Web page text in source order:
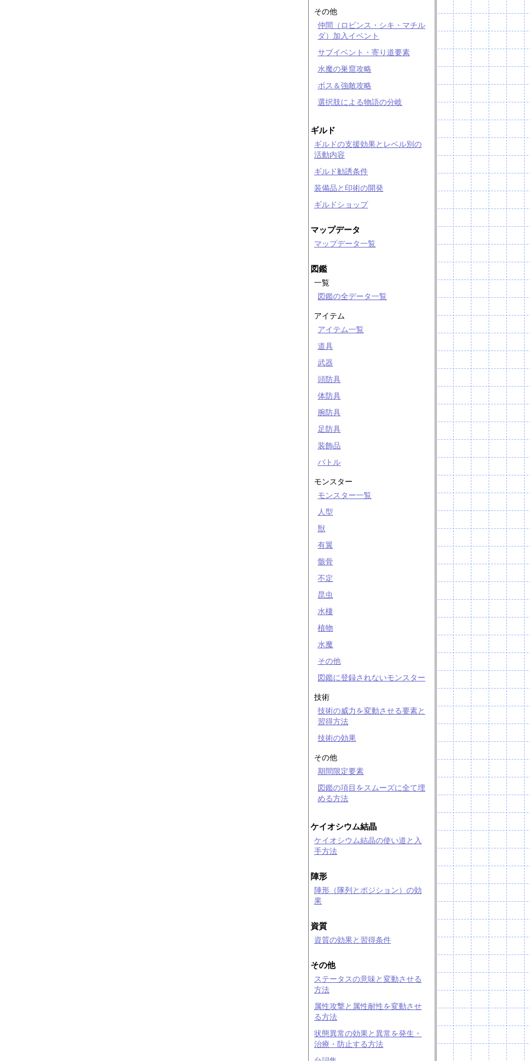
その他
仲間（ロビンス・シキ・マチル
ダ）加入イベント
サブイベント・寄り道要素
水魔の巣窟攻略
ボス＆強敵攻略
選択肢による物語の分岐
ギルド
ギルドの支援効果とレベル別の
活動内容
ギルド勧誘条件
装備品と印術の開発
ギルドショップ
マップデータ
マップデータ一覧
図鑑
一覧
図鑑の全データ一覧
アイテム
アイテム一覧
道具
武器
頭防具
体防具
腕防具
足防具
装飾品
バトル
モンスター
モンスター一覧
人型
獣
有翼
骸骨
不定
昆虫
水棲
植物
水魔
その他
図鑑に登録されないモンスター
技術
技術の威力を変動させる要素と
習得方法
技術の効果
その他
期間限定要素
図鑑の項目をスムーズに全て埋
める方法
ケイオシウム結晶
ケイオシウム結晶の使い道と入
手方法
陣形
陣形（隊列とポジション）の効
果
資質
資質の効果と習得条件
その他
ステータスの意味と変動させる
方法
属性攻撃と属性耐性を変動させ
る方法
状態異常の効果と異常を発生・
治療・防止する方法